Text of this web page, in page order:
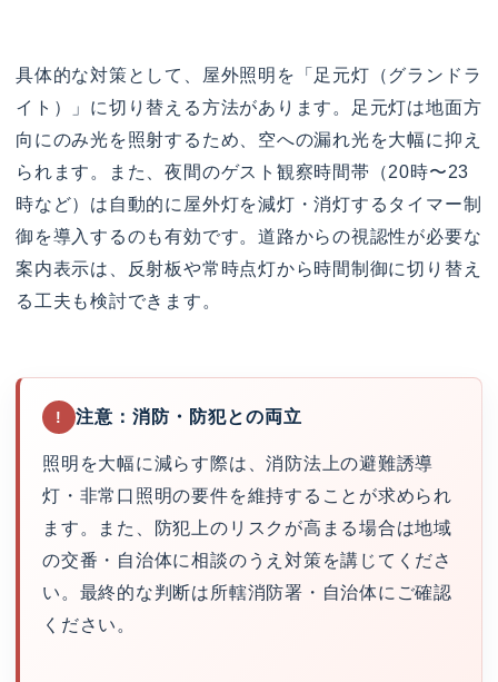
具体的な対策として、屋外照明を「足元灯（グランドラ
イト）」に切り替える方法があります。足元灯は地面方
向にのみ光を照射するため、空への漏れ光を大幅に抑え
られます。また、夜間のゲスト観察時間帯（20時〜23
時など）は自動的に屋外灯を減灯・消灯するタイマー制
御を導入するのも有効です。道路からの視認性が必要な
案内表示は、反射板や常時点灯から時間制御に切り替え
る工夫も検討できます。
! 注意：消防・防犯との両立
照明を大幅に減らす際は、消防法上の避難誘導
灯・非常口照明の要件を維持することが求められ
ます。また、防犯上のリスクが高まる場合は地域
の交番・自治体に相談のうえ対策を講じてくださ
い。最終的な判断は所轄消防署・自治体にご確認
ください。